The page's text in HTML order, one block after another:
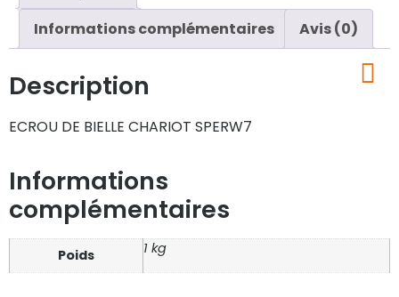
Informations complémentaires
Avis (0)
Description
ECROU DE BIELLE CHARIOT SPERW7
Informations
complémentaires
Poids 1 kg